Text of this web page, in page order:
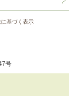
基づく表示
号